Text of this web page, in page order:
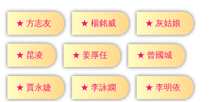
★ 方志友 ★ 楊銘威 ★ 灰姑娘
★ 昆凌 ★ 姜厚任 ★ 曾國城
★ 賈永婕 ★ 李詠嫻 ★ 李明依